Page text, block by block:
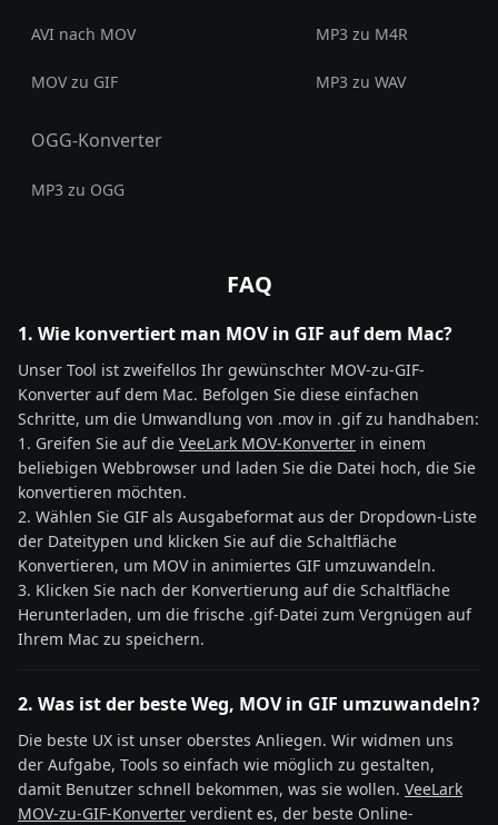
AVI nach MOV
MOV zu GIF
MP3 zu M4R
MP3 zu WAV
OGG-Konverter
MP3 zu OGG
FAQ
1. Wie konvertiert man MOV in GIF auf dem Mac?
Unser Tool ist zweifellos Ihr gewünschter MOV-zu-GIF-
Konverter auf dem Mac. Befolgen Sie diese einfachen
Schritte, um die Umwandlung von .mov in .gif zu handhaben:
1. Greifen Sie auf die VeeLark MOV-Konverter in einem
beliebigen Webbrowser und laden Sie die Datei hoch, die Sie
konvertieren möchten.
2. Wählen Sie GIF als Ausgabeformat aus der Dropdown-Liste
der Dateitypen und klicken Sie auf die Schaltfläche
Konvertieren, um MOV in animiertes GIF umzuwandeln.
3. Klicken Sie nach der Konvertierung auf die Schaltfläche
Herunterladen, um die frische .gif-Datei zum Vergnügen auf
Ihrem Mac zu speichern.
2. Was ist der beste Weg, MOV in GIF umzuwandeln?
Die beste UX ist unser oberstes Anliegen. Wir widmen uns
der Aufgabe, Tools so einfach wie möglich zu gestalten,
damit Benutzer schnell bekommen, was sie wollen. VeeLark
MOV-zu-GIF-Konverter verdient es, der beste Online-